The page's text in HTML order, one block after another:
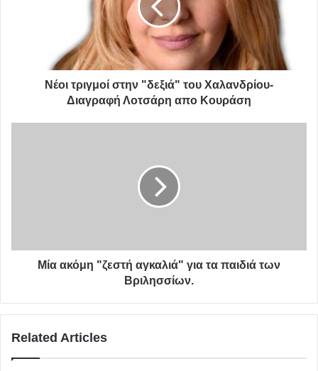
Νέοι τριγμοί στην "δεξιά" του Χαλανδρίου-
Διαγραφή Λοτσάρη απο Κουράση
Μία ακόμη "ζεστή αγκαλιά" για τα παιδιά των
Βριλησσίων.
Related Articles